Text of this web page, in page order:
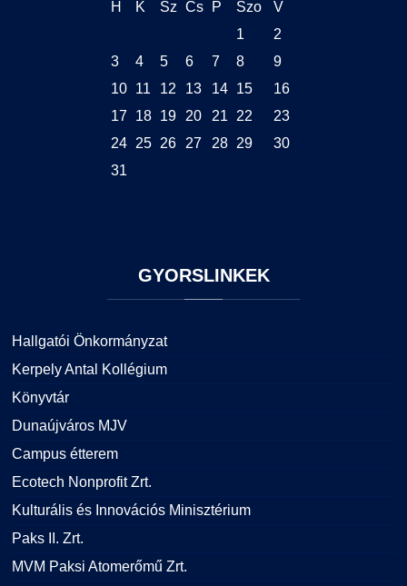
H K Sz Cs P Szo
V
1
2
3
4 5 6 7 8
9
10
11 12 13 14 15
16
17
18 19 20 21 22
23
24
25 26 27 28 29
30
31
GYORSLINKEK
Hallgatói Önkormányzat
Kerpely Antal Kollégium
Könyvtár
Dunaújváros MJV
Campus étterem
Ecotech Nonprofit Zrt.
Kulturális és Innovációs Minisztérium
Paks II. Zrt.
MVM Paksi Atomerőmű Zrt.